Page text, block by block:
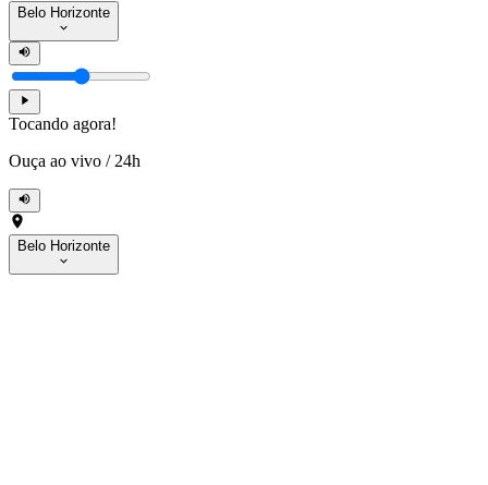
Belo Horizonte
Tocando agora!
Ouça ao vivo / 24h
Belo Horizonte